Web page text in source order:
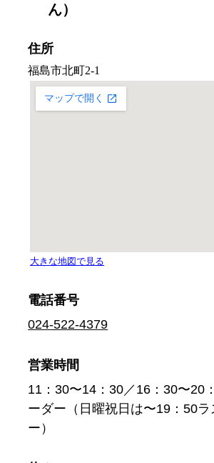
ん）
住所
電話番号
024-522-4379
営業時間
11：30〜14：30／16：30〜20
ーダー（日曜祝日は〜19：50
ー）